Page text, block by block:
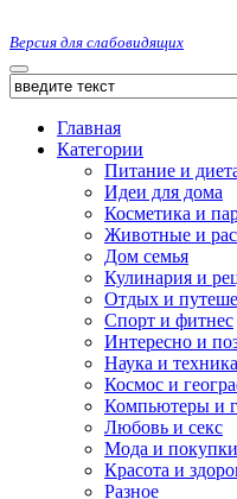
Версия для слабовидящих
Главная
Категории
Питание и
Идеи для дома
Косметика и
Животные и
Дом семья
Кулинария и
Отдых и
Спорт и фитнес
Интересно и
Наука и техника
Космос и
Компьютеры и
Любовь и секс
Мода и покупки
Красота и
Разное